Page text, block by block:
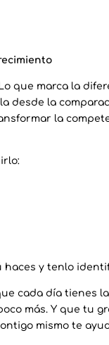
que marca la
desde la
la
haces y tenlo
cada día tienes
más. Y que tu
mismo te